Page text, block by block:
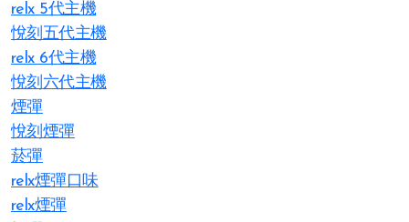
relx 5代主機
悅刻五代主機
relx 6代主機
悅刻六代主機
煙彈
悅刻煙彈
菸彈
relx煙彈口味
relx煙彈